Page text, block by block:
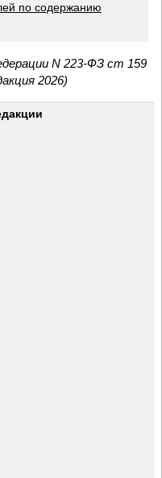
по содержанию
N 223-ФЗ ст 159
2026)